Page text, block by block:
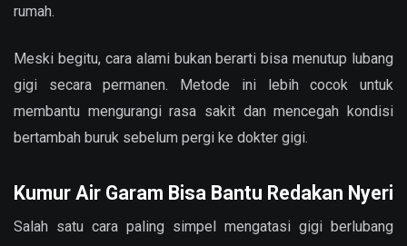
rumah.
Meski begitu, cara alami bukan berarti bisa menutup lubang
gigi secara permanen. Metode ini lebih cocok untuk
membantu mengurangi rasa sakit dan mencegah kondisi
bertambah buruk sebelum pergi ke dokter gigi.
Kumur Air Garam Bisa Bantu Redakan Nyeri
Salah satu cara paling simpel mengatasi gigi berlubang